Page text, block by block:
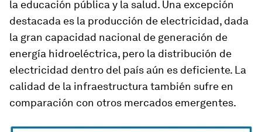
la educación pública y la salud. Una excepción
destacada es la producción de electricidad, dada
la gran capacidad nacional de generación de
energía hidroeléctrica, pero la distribución de
electricidad dentro del país aún es deficiente. La
calidad de la infraestructura también sufre en
comparación con otros mercados emergentes.